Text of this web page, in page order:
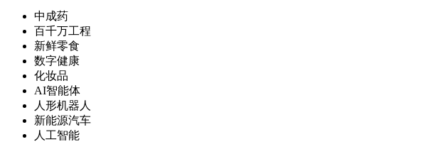
中成药
百千万工程
新鲜零食
数字健康
化妆品
AI智能体
人形机器人
新能源汽车
人工智能